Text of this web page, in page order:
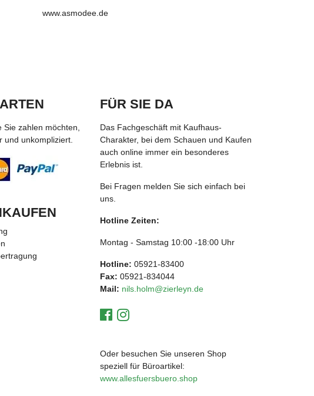
www.asmodee.de
zahlen möchten,
und unkompliziert.
FÜR SIE DA
Das Fachgeschäft mit Kaufhaus-
Charakter, bei dem Schauen und Kaufen
auch online immer ein besonderes
Erlebnis ist.
Bei Fragen melden Sie sich einfach bei
uns.
Hotline Zeiten:
Montag - Samstag 10:00 -18:00 Uhr
Hotline: 05921-83400
Fax: 05921-834044
Mail: nils.holm@zierleyn.de
Oder besuchen Sie unseren Shop
speziell für Büroartikel:
www.allesfuersbuero.shop